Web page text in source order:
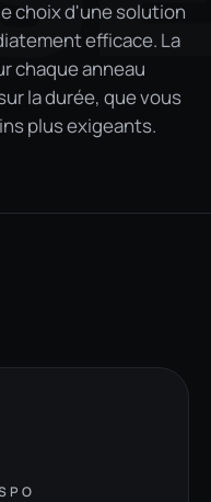
choix d'une solution
efficace. La
chaque anneau
la durée, que vous
plus exigeants.